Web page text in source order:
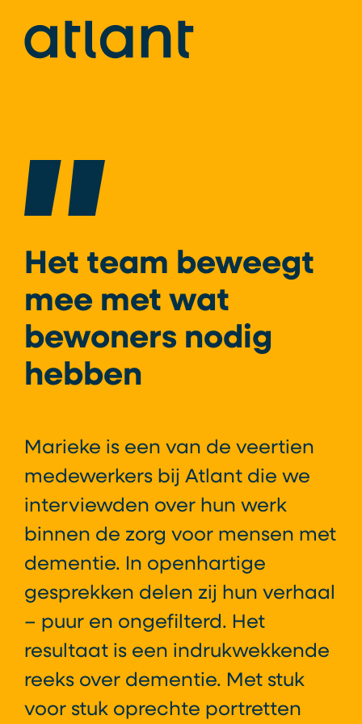
Het team beweegt
mee met wat
bewoners nodig
hebben
Marieke is een van de veertien
medewerkers bij Atlant die we
interviewden over hun werk
binnen de zorg voor mensen met
dementie. In openhartige
gesprekken delen zij hun verhaal
– puur en ongefilterd. Het
resultaat is een indrukwekkende
reeks over dementie. Met stuk
voor stuk oprechte portretten